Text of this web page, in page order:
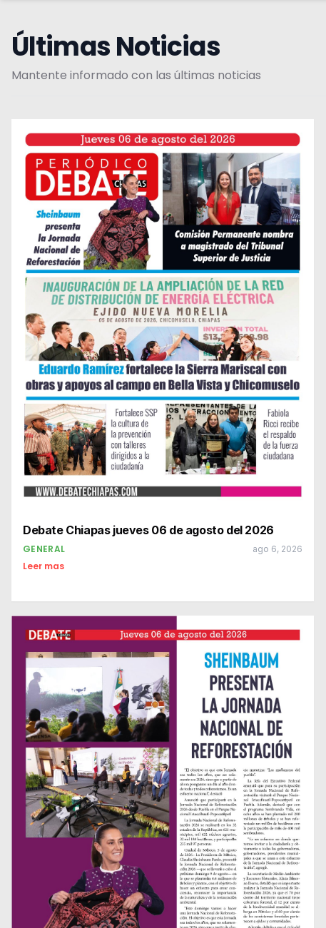
Últimas Noticias
Mantente informado con las últimas noticias
Debate Chiapas jueves 06 de agosto del 2026
GENERAL ago 6, 2026
Leer mas